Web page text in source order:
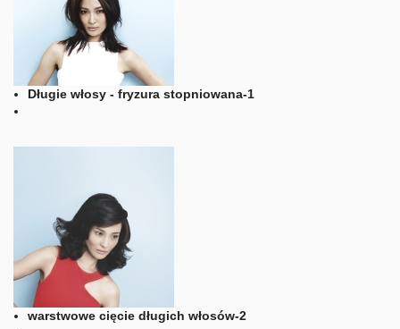
Długie włosy - fryzura stopniowana-1
warstwowe cięcie długich włosów-2